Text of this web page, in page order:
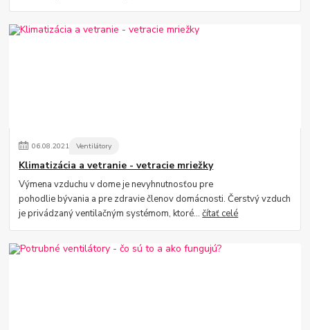
06.08.2021 Ventilátory
Klimatizácia a vetranie - vetracie mriežky
Výmena vzduchu v dome je nevyhnutnosťou pre
pohodlie bývania a pre zdravie členov domácnosti. Čerstvý vzduch
je privádzaný ventilačným systémom, ktoré...čítať celé